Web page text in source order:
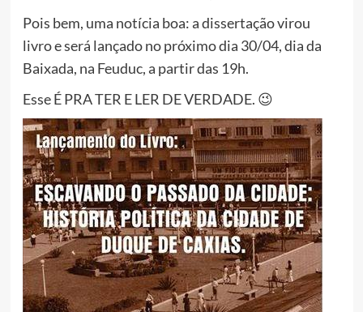
Pois bem, uma notícia boa: a dissertação virou
livro e será lançado no próximo dia 30/04, dia da
Baixada, na Feuduc, a partir das 19h.
Esse É PRA TER E LER DE VERDADE. 😉